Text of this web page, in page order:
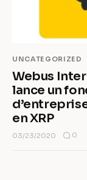
UNCATEGORIZED
Webus
lance un
en XRP
03/23/2020 0